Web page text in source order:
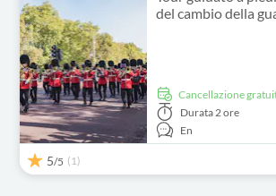
del cambio della
Cancellazione
Durata 2 ore
En
5/5 (1)